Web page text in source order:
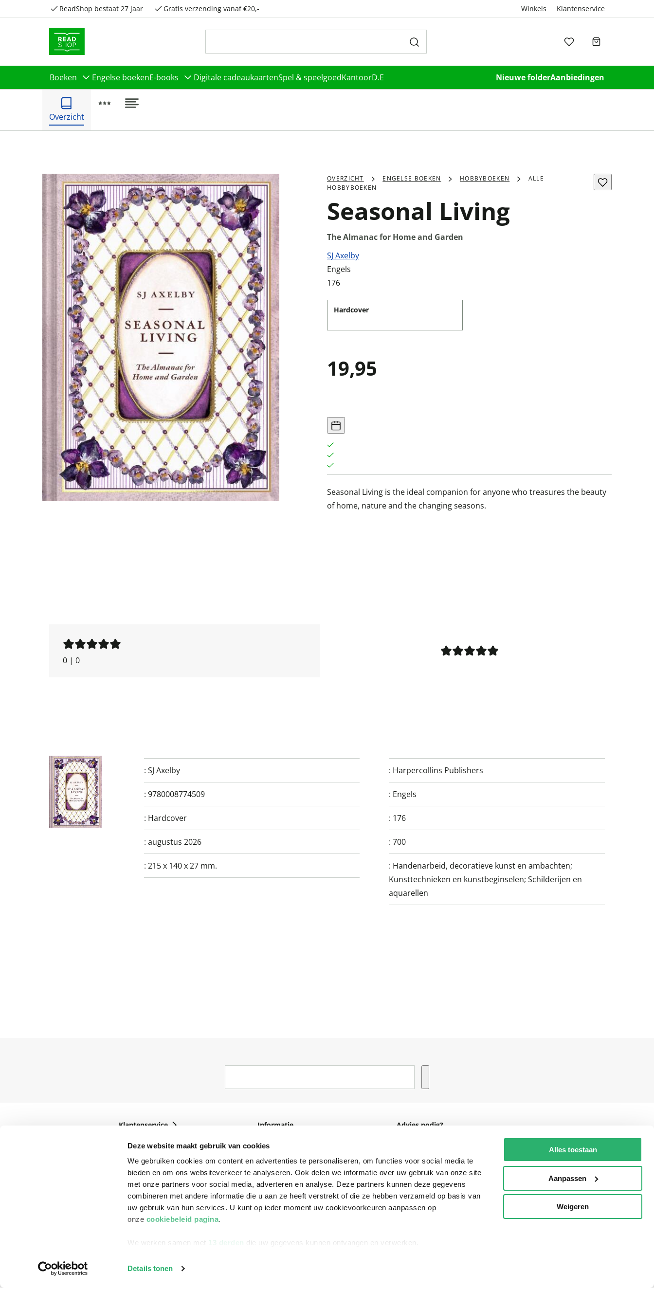
Deze website maakt gebruik van cookies
We gebruiken cookies om content en advertenties te personaliseren, om functies voor social media te
bieden en om ons websiteverkeer te analyseren. Ook delen we informatie over uw gebruik van onze site
met onze partners voor social media, adverteren en analyse. Deze partners kunnen deze gegevens
combineren met andere informatie die u aan ze heeft verstrekt of die ze hebben verzameld op basis van
uw gebruik van hun services. U kunt op ieder moment uw cookievoorkeuren aanpassen op
onze cookiebeleid pagina.
We werken samen met 13 derden die uw gegevens kunnen ontvangen en verwerken.
Details tonen
Alles toestaan
Aanpassen
Weigeren
ReadShop bestaat 27 jaar Gratis verzending vanaf €20,- Winkels Klantenservice
Boeken Engelse boekenE-books Digitale cadeaukaartenSpel & speelgoedKantoorD.E Nieuwe folderAanbiedingen
Overzicht
OVERZICHT ENGELSE BOEKEN HOBBYBOEKEN
ALLE
HOBBYBOEKEN
Seasonal Living
The Almanac for Home and Garden
SJ Axelby
Engels
176
Hardcover
19,95
Seasonal Living is the ideal companion for anyone who treasures the beauty
of home, nature and the changing seasons.
0 | 0
: SJ Axelby : Harpercollins Publishers
: 9780008774509 : Engels
: Hardcover : 176
: augustus 2026 :700
: 215 x 140 x 27 mm. : Handenarbeid, decoratieve kunst en ambachten;
Kunsttechnieken en kunstbeginselen; Schilderijen en
aquarellen
Klantenservice
Bestellen
Bezorging
Betalen
Retourneren
Veelgestelde vragen
Informatie
Over ons
Vacatures
Winkels en openingstijden
Cadeaukaart
Ondernemer worden
Advies nodig?
Instagram
helpdesk@readshop.nl
088 - 133 84 32